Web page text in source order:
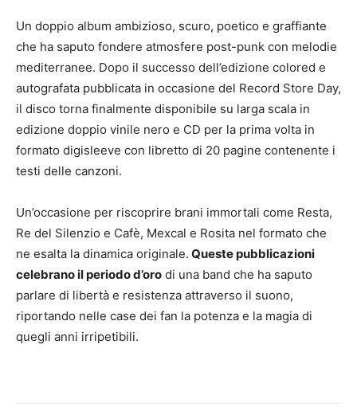
Un doppio album ambizioso, scuro, poetico e graffiante
che ha saputo fondere atmosfere post-punk con melodie
mediterranee. Dopo il successo dell’edizione colored e
autografata pubblicata in occasione del Record Store Day,
il disco torna finalmente disponibile su larga scala in
edizione doppio vinile nero e CD per la prima volta in
formato digisleeve con libretto di 20 pagine contenente i
testi delle canzoni.
Un’occasione per riscoprire brani immortali come Resta,
Re del Silenzio e Cafè, Mexcal e Rosita nel formato che
ne esalta la dinamica originale. Queste pubblicazioni
celebrano il periodo d’oro di una band che ha saputo
parlare di libertà e resistenza attraverso il suono,
riportando nelle case dei fan la potenza e la magia di
quegli anni irripetibili.